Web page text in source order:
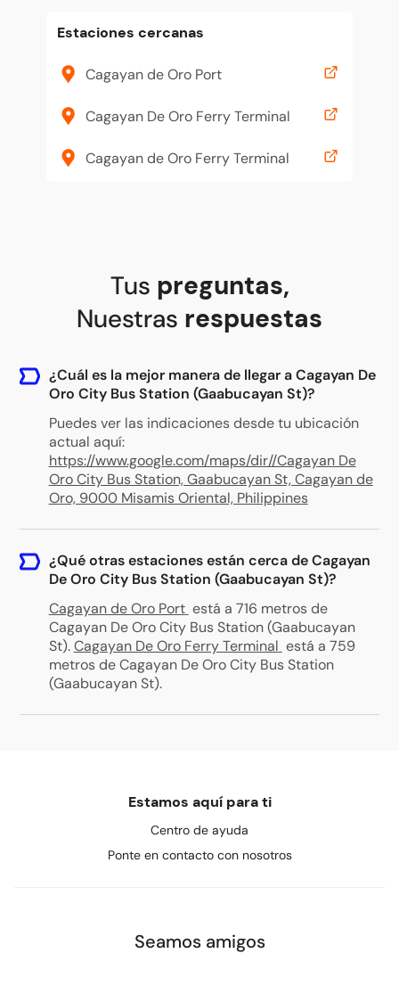
Estaciones cercanas
Cagayan de Oro Port
Cagayan De Oro Ferry Terminal
Cagayan de Oro Ferry Terminal
Tus preguntas,
Nuestras respuestas
¿Cuál es la mejor manera de llegar a Cagayan De
Oro City Bus Station (Gaabucayan St)?
Puedes ver las indicaciones desde tu ubicación
actual aquí:
https://www.google.com/maps/dir//Cagayan De
Oro City Bus Station, Gaabucayan St, Cagayan de
Oro, 9000 Misamis Oriental, Philippines
¿Qué otras estaciones están cerca de Cagayan
De Oro City Bus Station (Gaabucayan St)?
Cagayan de Oro Port está a 716 metros de
Cagayan De Oro City Bus Station (Gaabucayan
St).Cagayan De Oro Ferry Terminal está a 759
metros de Cagayan De Oro City Bus Station
(Gaabucayan St).
Estamos aquí para ti
Centro de ayuda
Ponte en contacto con nosotros
Seamos amigos